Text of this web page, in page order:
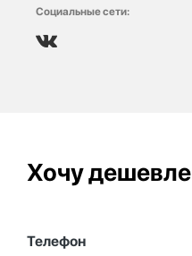
Социальные сети:
Хочу дешевле
Телефон